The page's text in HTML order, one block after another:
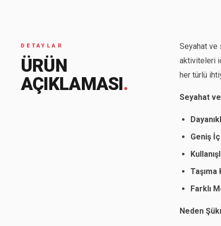
DETAYLAR
ÜRÜN
AÇIKLAMASI.
Seyahat ve
aktiviteleri
her türlü
Seyahat
Geniş
Taşıma
Farklı
Neden